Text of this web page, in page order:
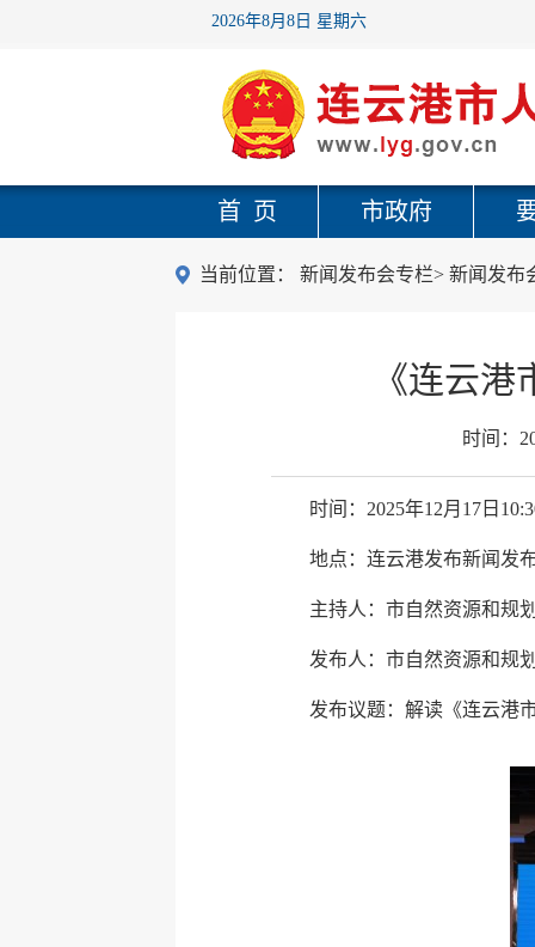
2026年8月8日 星期六
首 页 市政府
当前位置： 新闻发布会专栏> 新闻发布
《连云
时间：
时间：2025年12月17日
地点：连云港发布新闻发
主持人：市自然资源和规
发布人：市自然资源和规
发布议题：解读《连云港